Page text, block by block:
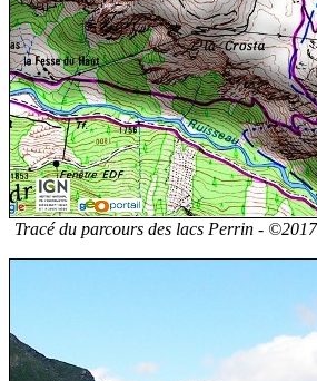
Tracé du parcours des lacs Perrin -